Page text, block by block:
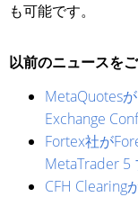
も可能です。
以前のニュースを
MetaQuotes
Exchange
Fortex社が
MetaTrader 5
CFH Clearing